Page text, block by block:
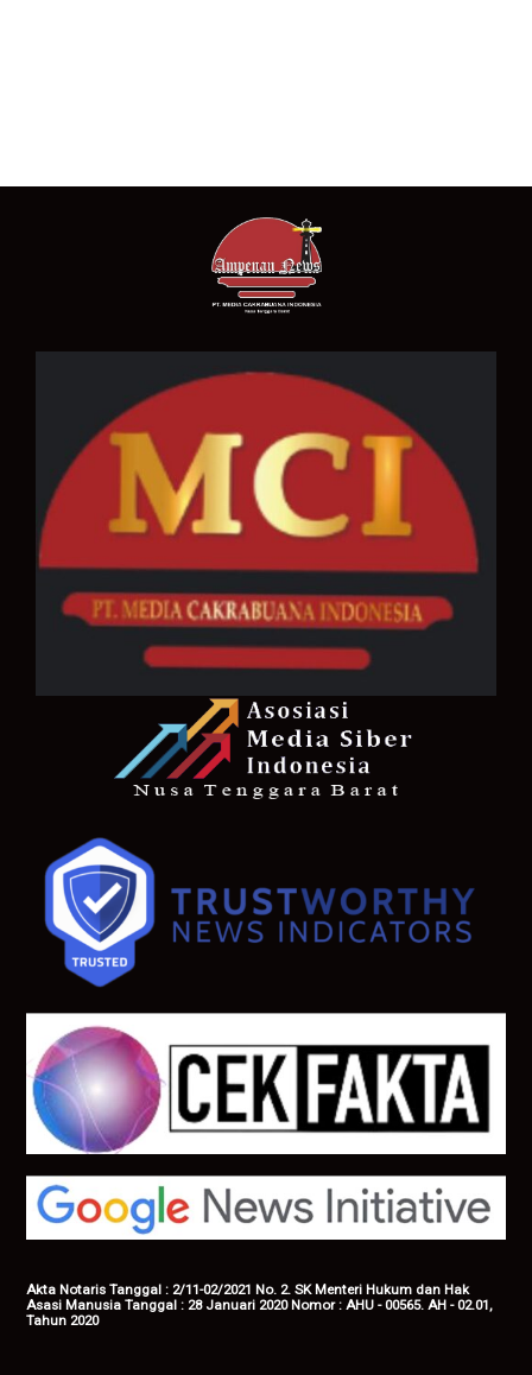
Akta Notaris Tanggal : 2/11-02/2021 No. 2. SK Menteri Hukum dan Hak
Asasi Manusia Tanggal : 28 Januari 2020 Nomor : AHU - 00565. AH - 02.01,
Tahun 2020